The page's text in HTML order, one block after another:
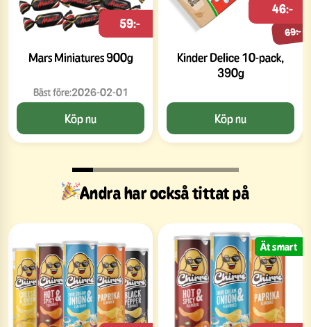
Mars Miniatures 900g
59:-
Bäst före:2026-02-01
Köp nu
Kinder Delice 10-pack,
390g
69:-
46:-
Köp nu
Andra har också tittat på
Ät smart